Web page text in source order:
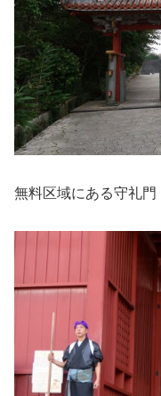
無料区域にある守礼門